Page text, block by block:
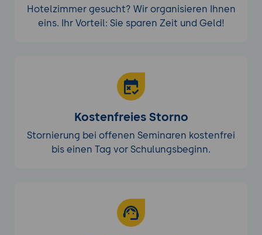
Hotelzimmer gesucht? Wir organisieren Ihnen
eins. Ihr Vorteil: Sie sparen Zeit und Geld!
Kostenfreies Storno
Stornierung bei offenen Seminaren kostenfrei
bis einen Tag vor Schulungsbeginn.